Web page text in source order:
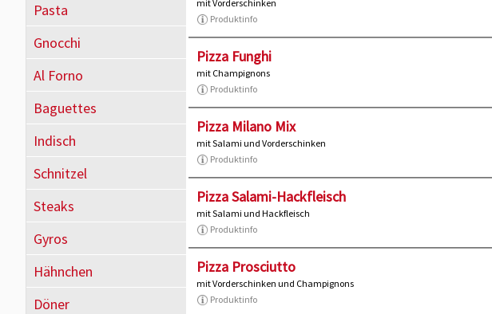
Pasta
Gnocchi
Al Forno
Baguettes
Indisch
Schnitzel
Steaks
Gyros
Hähnchen
Döner
mit Vorderschinken
Produktinfo
Pizza Funghi
mit Champignons
Produktinfo
Pizza Milano Mix
mit Salami und Vorderschinken
Produktinfo
Pizza Salami-Hackfleisch
mit Salami und Hackfleisch
Produktinfo
Pizza Prosciutto
mit Vorderschinken und Champignons
Produktinfo